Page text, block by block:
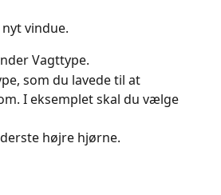
vindue.
Vagttype.
som du lavede til at
I eksemplet skal du vælge
højre hjørne.